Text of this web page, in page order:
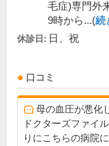
毛症)専門外
9時から...(続
休診日: 日、祝
口コミ
母の血圧が悪化
ドクターズファイ
りにこちらの病院